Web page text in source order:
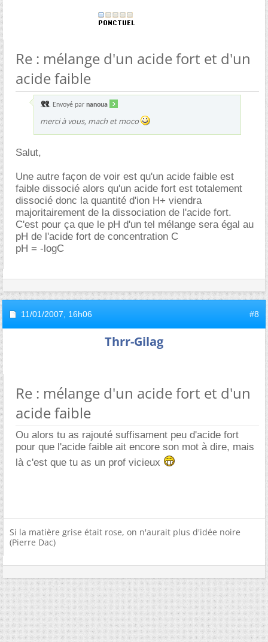
Re : mélange d'un acide fort et d'un
acide faible
Envoyé par nanoua
merci à vous, mach et moco
Salut,
Une autre façon de voir est qu'un acide faible est
faible dissocié alors qu'un acide fort est totalement
dissocié donc la quantité d'ion H+ viendra
majoritairement de la dissociation de l'acide fort.
C'est pour ça que le pH d'un tel mélange sera égal au
pH de l'acide fort de concentration C
pH = -logC
11/01/2007, 16h06 #8
Thrr-Gilag
Re : mélange d'un acide fort et d'un
acide faible
Ou alors tu as rajouté suffisament peu d'acide fort
pour que l'acide faible ait encore son mot à dire, mais
là c'est que tu as un prof vicieux
Si la matière grise était rose, on n'aurait plus d'idée noire
(Pierre Dac)